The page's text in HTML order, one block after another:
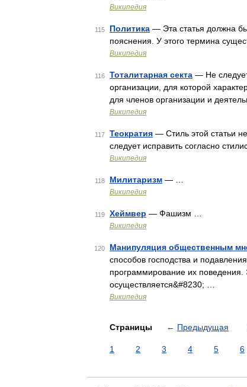
Википедия
115 Политика — Эта статья должна
пояснения. У этого термина
Википедия
116 Тоталитарная секта — Не
организации, для которой
для членов организации и
Википедия
117 Теократия — Стиль этой статьи
следует исправить согласно
Википедия
118 Милитаризм — …
Википедия
119 Хеймвер — Фашизм …
Википедия
120 Манипуляция общественным
способов господства и
программирование их поведения.
осуществляется&#8230; …
Википедия
Страницы ← Предыдущая
1 2 3 4 5 6